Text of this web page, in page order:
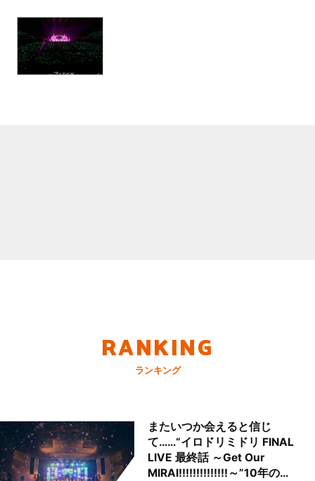
RANKING
ランキング
またいつか会えると信じ
て……“イロドリミドリ FINAL
LIVE 最終話 ～Get Our
MIRAI!!!!!!!!!!!!!!～”10年の活